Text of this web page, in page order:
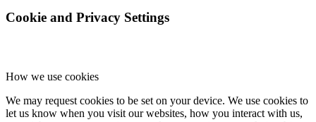
Cookie and Privacy Settings
How we use cookies
We may request cookies to be set on your device. We use cookies to
let us know when you visit our websites, how you interact with us,